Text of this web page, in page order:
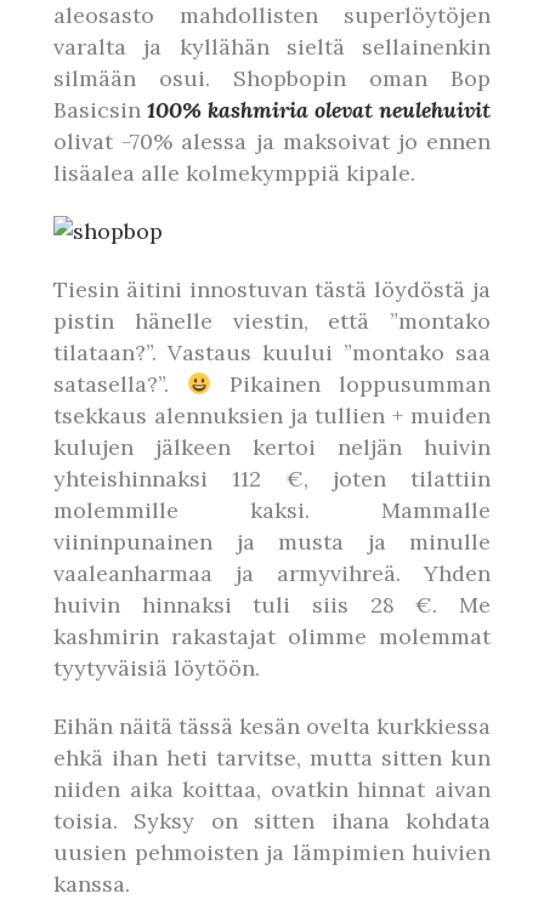
aleosasto mahdollisten superlöytöjen
varalta ja kyllähän sieltä sellainenkin
silmään osui. Shopbopin oman Bop
Basicsin 100% kashmiria olevat neulehuivit
olivat -70% alessa ja maksoivat jo ennen
lisäalea alle kolmekymppiä kipale.
Tiesin äitini innostuvan tästä löydöstä ja
pistin hänelle viestin, että ”montako
tilataan?”. Vastaus kuului ”montako saa
satasella?”.
Pikainen loppusumman
tsekkaus alennuksien ja tullien + muiden
kulujen jälkeen kertoi neljän huivin
yhteishinnaksi 112 €, joten tilattiin
molemmille kaksi. Mammalle
viininpunainen ja musta ja minulle
vaaleanharmaa ja armyvihreä. Yhden
huivin hinnaksi tuli siis 28 €. Me
kashmirin rakastajat olimme molemmat
tyytyväisiä löytöön.
Eihän näitä tässä kesän ovelta kurkkiessa
ehkä ihan heti tarvitse, mutta sitten kun
niiden aika koittaa, ovatkin hinnat aivan
toisia. Syksy on sitten ihana kohdata
uusien pehmoisten ja lämpimien huivien
kanssa.